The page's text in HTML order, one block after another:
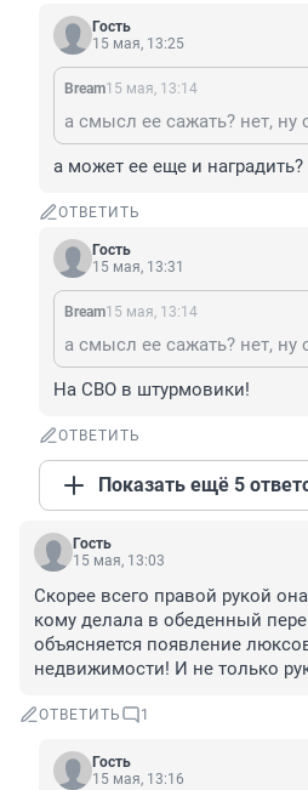
Гость
15 мая, 13:25
Bream15 мая, 13:14
а может ее еще и наградить?
ОТВЕТИТЬ
Гость
15 мая, 13:31
Bream15 мая, 13:14
На СВО в штурмовики!
ОТВЕТИТЬ
Показать ещё 5
Гость
15 мая, 13:03
Скорее всего правой рукой
кому делала в обеденный
объясняется появление
недвижимости! И не только
ОТВЕТИТЬ 1
Гость
15 мая, 13:16